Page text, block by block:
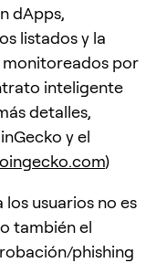
dApps,
listados y la
monitoreados por
inteligente
detalles,
y el
)
usuarios no es
también el
phishing